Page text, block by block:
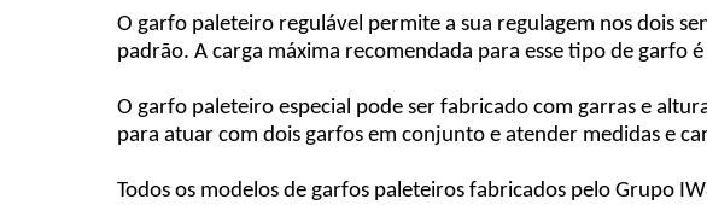
O garfo paleteiro regulável permite a sua regulagem nos dois
padrão. A carga máxima recomendada para esse tipo de garfo
O garfo paleteiro especial pode ser fabricado com garras e
para atuar com dois garfos em conjunto e atender medidas e
Todos os modelos de garfos paleteiros fabricados pelo Grupo